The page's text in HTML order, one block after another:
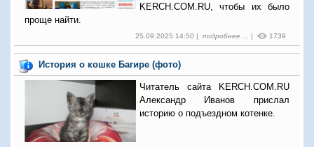
KERCH.COM.RU, чтобы их было
проще найти.
25.09.2025 14:50 | подробнее ... | 1739
История о кошке Багире (фото)
Читатель сайта KERCH.COM.RU
Александр Иванов прислал
историю о подъездном котенке.